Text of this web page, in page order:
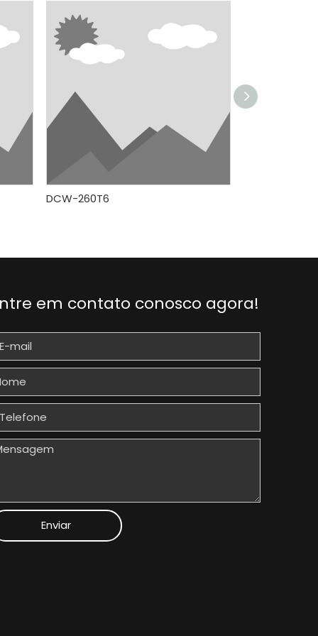
DCW-260T6
em contato conosco agora!
Enviar